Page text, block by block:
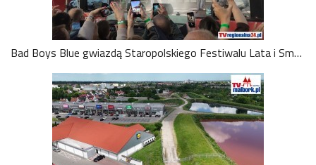
Bad Boys Blue gwiazdą Staropolskiego Festiwalu Lata i Smaku. Tłumy bawiły się w Starym Polu. Wideo i zdjęcia